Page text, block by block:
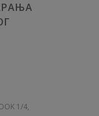
1/4,